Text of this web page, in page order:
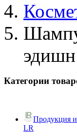
эдишн
Категории
Продукция
LR